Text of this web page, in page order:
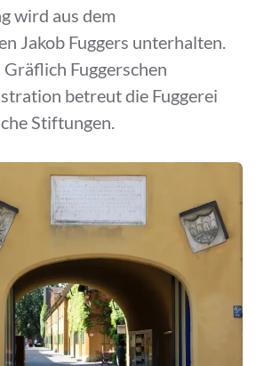
wird aus dem
Jakob Fuggers unterhalten.
Fuggerschen
betreut die Fuggerei
Stiftungen.